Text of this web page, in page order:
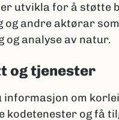
er utvikla for å støtte
andre aktørar
og analyse av natur.
og tjenester
informasjon om
kodetenester og få